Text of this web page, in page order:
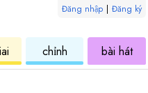
Đăng nhập | Đăng ký
ukulele
chỉnh
ukulele
bài hát